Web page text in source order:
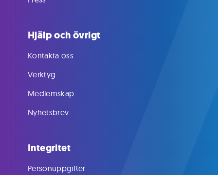
Hjälp och övrigt
Kontakta oss
Verktyg
Medlemskap
Nyhetsbrev
Integritet
Personuppgifter